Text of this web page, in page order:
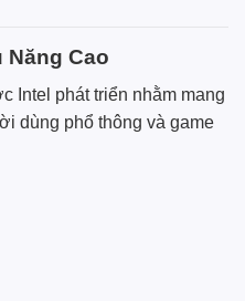
Năng Cao
Intel phát triển nhằm mang
dùng phổ thông và game